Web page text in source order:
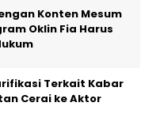
Konten Mesum
Oklin Fia Harus
Terkait Kabar
Cerai ke Aktor